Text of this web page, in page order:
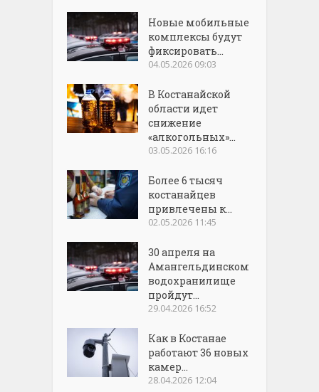
Новые мобильные
комплексы будут
фиксировать...
04.05.2026 09:03
В Костанайской
области идет
снижение
«алкогольных»...
03.05.2026 16:16
Более 6 тысяч
костанайцев
привлечены к...
02.05.2026 11:45
30 апреля на
Амангельдинском
водохранилище
пройдут...
29.04.2026 16:52
Как в Костанае
работают 36 новых
камер...
28.04.2026 12:04